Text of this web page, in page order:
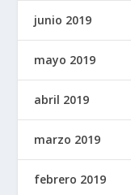
junio 2019
mayo 2019
abril 2019
marzo 2019
febrero 2019